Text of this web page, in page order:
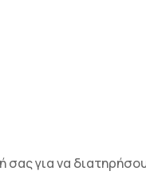
για να